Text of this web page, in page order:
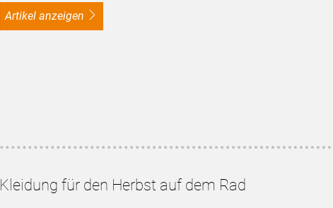
Artikel anzeigen
Kleidung für den Herbst auf dem Rad